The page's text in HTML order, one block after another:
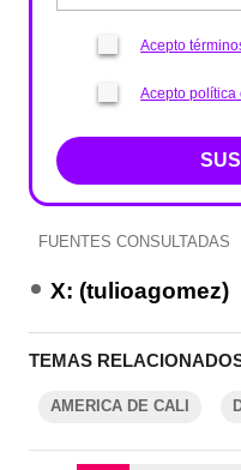
Acepto
Acepto política
FUENTES CONSULTADAS
X: (tulioagomez)
TEMAS
AMERICA DE CALI